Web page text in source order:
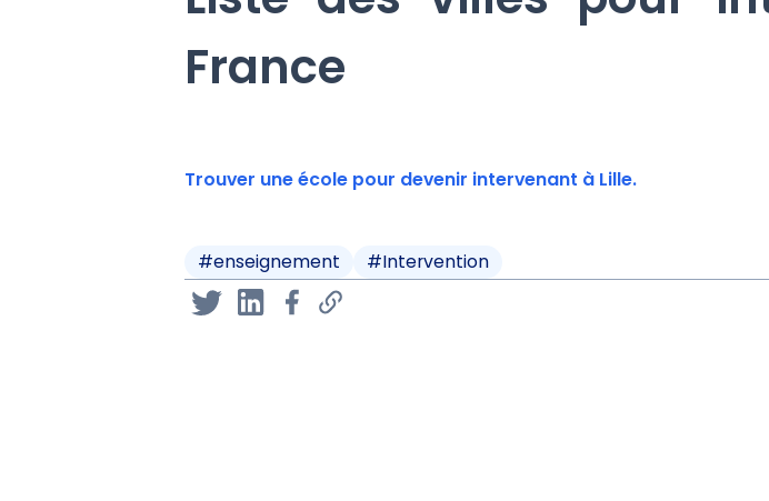
France
Trouver une école pour devenir intervenant à Lille.
#enseignement #Intervention